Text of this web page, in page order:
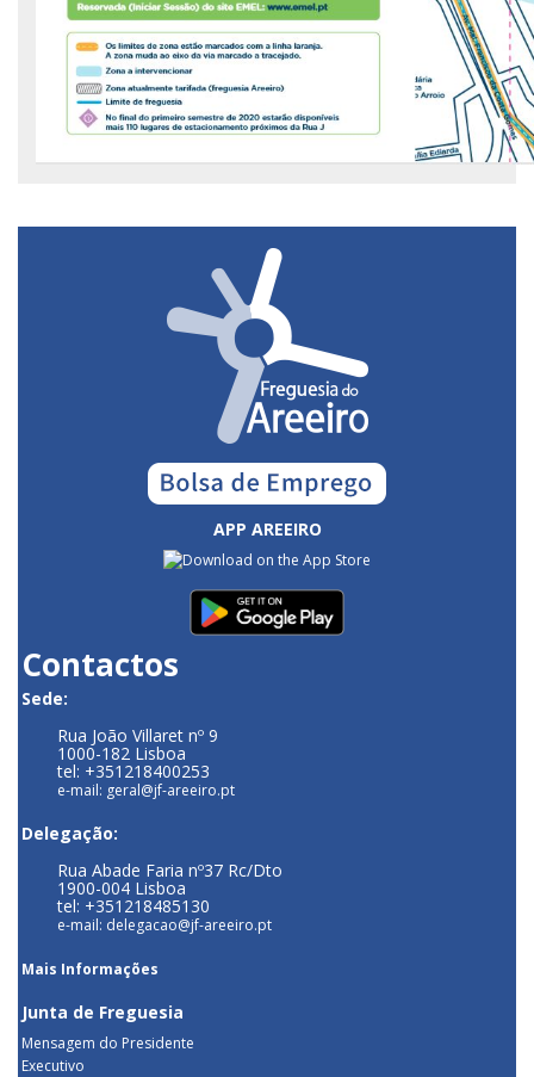
APP AREEIRO
Contactos
Sede:
Rua João Villaret nº 9
1000-182 Lisboa
tel: +351218400253
e-mail: geral@jf-areeiro.pt
Delegação:
Rua Abade Faria nº37 Rc/Dto
1900-004 Lisboa
tel: +351218485130
e-mail: delegacao@jf-areeiro.pt
Mais Informações
Junta de Freguesia
Mensagem do Presidente
Executivo